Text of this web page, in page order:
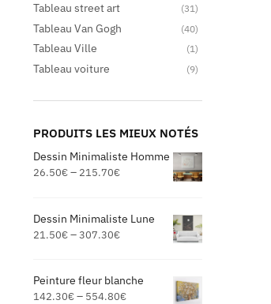
Tableau street art (31)
Tableau Van Gogh (40)
Tableau Ville (1)
Tableau voiture (9)
PRODUITS LES MIEUX NOTÉS
Dessin Minimaliste Homme
26.50€– 215.70€
Dessin Minimaliste Lune
21.50€–307.30€
Peinture fleur blanche
142.30€– 554.80€